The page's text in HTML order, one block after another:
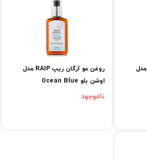
روغن مو آرگان ریپ RAIP مدل
روغن مو آرگان ریپ RAIP مدل
اوشن بلو Ocean Blue
ناموجود